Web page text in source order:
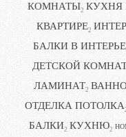
КОМНАТЫ2 КУХНЯ
КВАРТИРЕ2
БАЛКИ В
ДЕТСКОЙ
ЛАМИНАТ2
ОТДЕЛКА ПОТОЛКА
БАЛКИ2 КУХНЮ2